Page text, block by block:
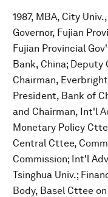
1987, MBA, City
Governor, Fujian
Fujian Provincial
Bank, China; Deputy
Chairman,
President, Bank of
and Chairman, Int'l
Monetary Policy
Central Cttee,
Commission; Int'l
Tsinghua Univ.;
Body, Basel Cttee